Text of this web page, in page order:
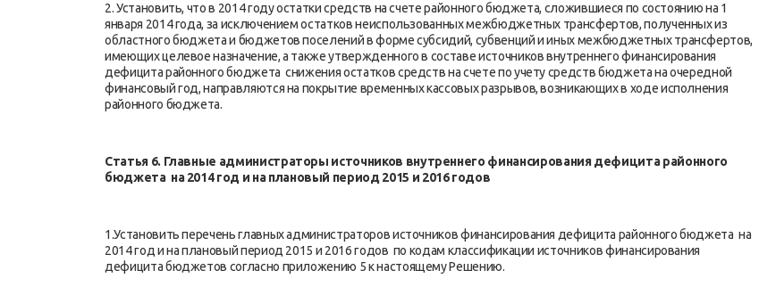
2. Установить, что в 2014 году остатки средств на счете районного бюджета, сложившиеся по состоянию на 1
января 2014 года, за исключением остатков неиспользованных межбюджетных трансфертов, полученных из
областного бюджета и бюджетов поселений в форме субсидий, субвенций и иных межбюджетных трансфертов,
имеющих целевое назначение, а также утвержденного в составе источников внутреннего финансирования
дефицита районного бюджета снижения остатков средств на счете по учету средств бюджета на очередной
финансовый год, направляются на покрытие временных кассовых разрывов, возникающих в ходе исполнения
районного бюджета.
Статья 6. Главные администраторы источников внутреннего финансирования дефицита районного
бюджета на 2014 год и на плановый период 2015 и 2016 годов
1.Установить перечень главных администраторов источников финансирования дефицита районного бюджета на
2014 год и на плановый период 2015 и 2016 годов по кодам классификации источников финансирования
дефицита бюджетов согласно приложению 5 к настоящему Решению.